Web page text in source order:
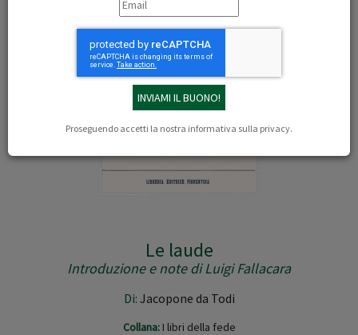
Proseguendo accetti la nostra informativa sulla privacy.
Le laude
Introduzione e note di Luigi Fallacara
Di: Jacopone da Todi
Collana: I libri della fede